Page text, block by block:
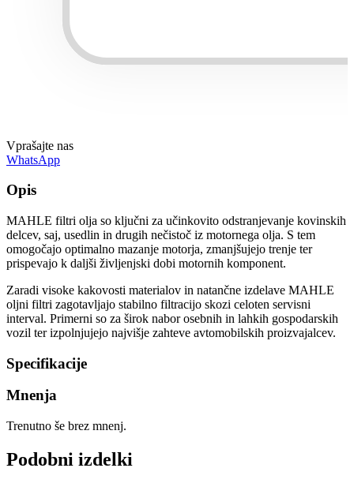
Vprašajte nas
WhatsApp
Opis
MAHLE filtri olja so ključni za učinkovito odstranjevanje kovinskih
delcev, saj, usedlin in drugih nečistoč iz motornega olja. S tem
omogočajo optimalno mazanje motorja, zmanjšujejo trenje ter
prispevajo k daljši življenjski dobi motornih komponent.
Zaradi visoke kakovosti materialov in natančne izdelave MAHLE
oljni filtri zagotavljajo stabilno filtracijo skozi celoten servisni
interval. Primerni so za širok nabor osebnih in lahkih gospodarskih
vozil ter izpolnjujejo najvišje zahteve avtomobilskih proizvajalcev.
Specifikacije
Mnenja
Trenutno še brez mnenj.
Podobni izdelki